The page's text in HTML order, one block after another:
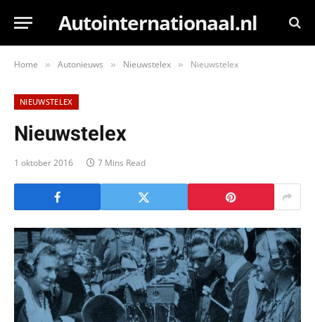
Autointernationaal.nl
Home » Autonieuws » Nieuwstelex » Nieuwstelex
NIEUWSTELEX
Nieuwstelex
1 oktober 2016 7 Mins Read